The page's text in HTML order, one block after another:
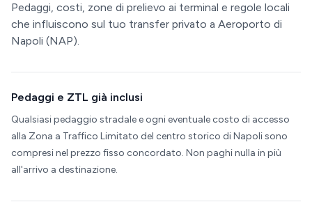
Pedaggi, costi, zone di prelievo ai terminal e regole locali
che influiscono sul tuo transfer privato a Aeroporto di
Napoli (NAP).
Pedaggi e ZTL già inclusi
Qualsiasi pedaggio stradale e ogni eventuale costo di accesso
alla Zona a Traffico Limitato del centro storico di Napoli sono
compresi nel prezzo fisso concordato. Non paghi nulla in più
all'arrivo a destinazione.